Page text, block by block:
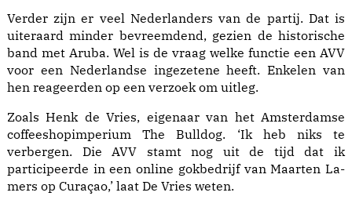
Verder zijn er veel Nederlanders van de partij. Dat is
uiteraard minder bevreemdend, gezien de historische
band met Aruba. Wel is de vraag welke functie een AVV
voor een Nederlandse ingezetene heeft. Enkelen van
hen reageerden op een verzoek om uitleg.
Zoals Henk de Vries, eigenaar van het Am­sterdamse
coffeeshopimperium The Bull­dog. ‘Ik heb niks te
verbergen. Die AVV stamt nog uit de tijd dat ik
participeerde in een online gokbedrijf van Maarten La­
mers op Curaçao,’ laat De Vries weten.